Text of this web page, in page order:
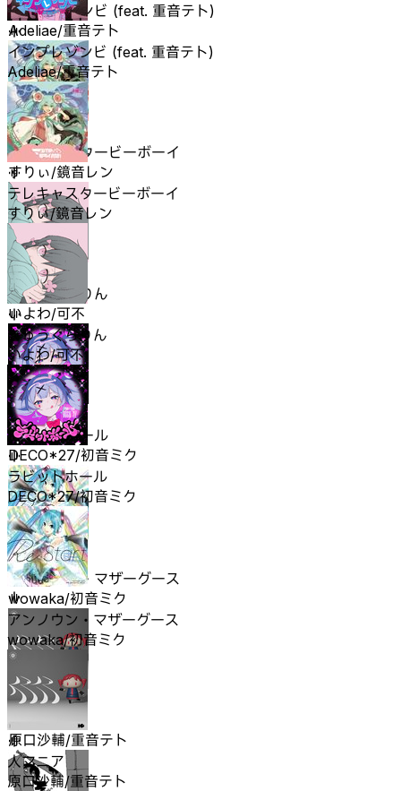
インプレゾンビ (feat. 重音テト)
Adeliae/重音テト
テレキャスタービーボーイ
すりぃ/鏡音レン
きゅうくらりん
いよわ/可不
ラビットホール
DECO*27/初音ミク
アンノウン・マザーグース
wowaka/初音ミク
原口沙輔/重音テト
インプレゾンビ (feat. 重音テト)
Adeliae/重音テト
テレキャスタービーボーイ
すりぃ/鏡音レン
きゅうくらりん
いよわ/可不
ラビットホール
DECO*27/初音ミク
アンノウン・マザーグース
wowaka/初音ミク
人マニア
原口沙輔/重音テト